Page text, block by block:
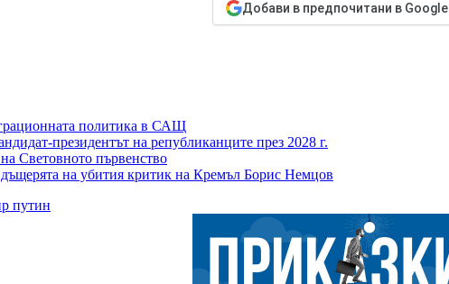
Добави в предпочитани в Google
политика в САЩ
президентът на републиканците през 2028 г.
Световното първенство
дъщерята на убития критик на Кремъл Борис Немцов
путин